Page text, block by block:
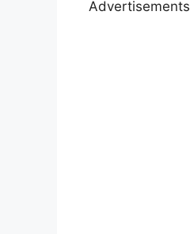
Advertisements